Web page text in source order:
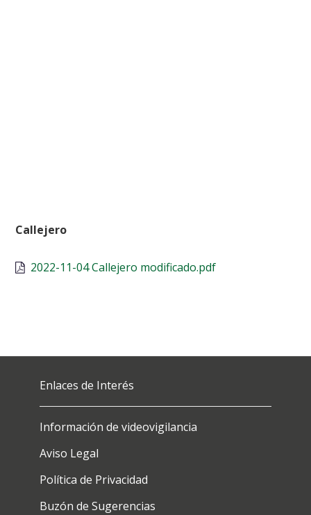
Callejero
2022-11-04 Callejero modificado.pdf
Enlaces de Interés
Información de videovigilancia
Aviso Legal
Política de Privacidad
Buzón de Sugerencias